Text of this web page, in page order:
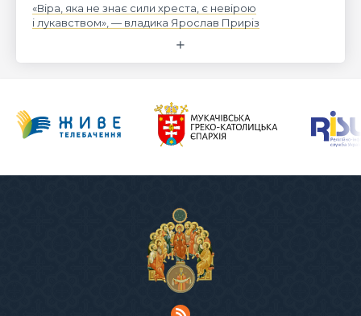
«Віра, яка не знає сили хреста, є невірою
і лукавством», — владика Ярослав Приріз